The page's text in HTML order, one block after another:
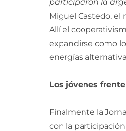
participaron la
Miguel Castedo, el
Allí el
expandirse como
energías
Los jóvenes
Finalmente la
con la